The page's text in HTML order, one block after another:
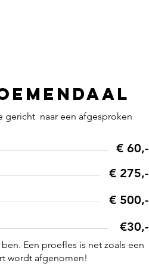
gericht naar een afgesproken
€ 60,-
€ 275,-
€ 500,-
€30,-
Een proefles is net zoals een
wordt afgenomen!